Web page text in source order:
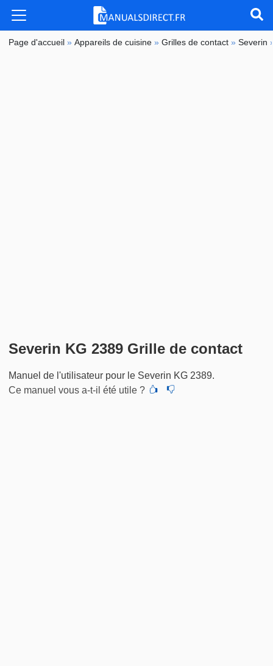
Page d'accueil »Appareils de cuisine »Grilles de contact »Severin
Severin KG 2389 Grille de contact
Manuel de l'utilisateur pour le Severin KG 2389.
Ce manuel vous a-t-il été utile ?